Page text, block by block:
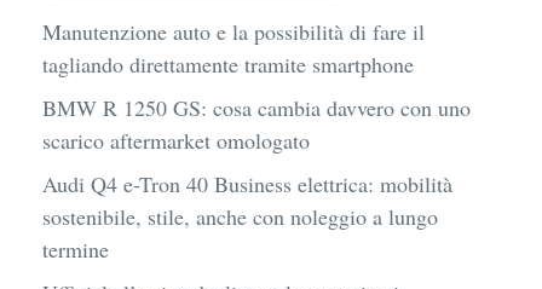
Manutenzione auto e la possibilità di fare il
tagliando direttamente tramite smartphone
BMW R 1250 GS: cosa cambia davvero con uno
scarico aftermarket omologato
Audi Q4 e-Tron 40 Business elettrica: mobilità
sostenibile, stile, anche con noleggio a lungo
termine